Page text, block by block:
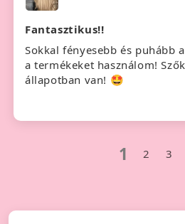
Fantasztikus!!
Sokkal fényesebb és puhább
a termékeket használom!
állapotban van! 🤩
1 2 3